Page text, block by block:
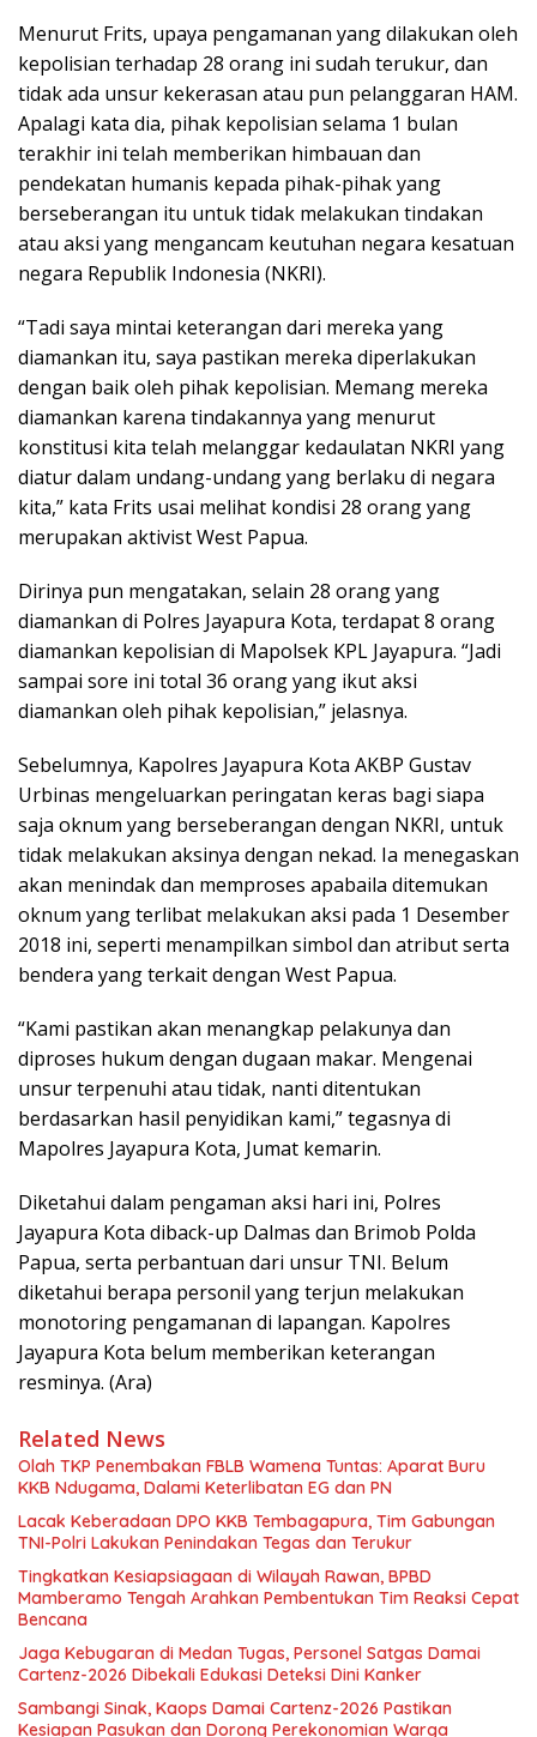
Menurut Frits, upaya pengamanan yang dilakukan oleh
kepolisian terhadap 28 orang ini sudah terukur, dan
tidak ada unsur kekerasan atau pun pelanggaran HAM.
Apalagi kata dia, pihak kepolisian selama 1 bulan
terakhir ini telah memberikan himbauan dan
pendekatan humanis kepada pihak-pihak yang
berseberangan itu untuk tidak melakukan tindakan
atau aksi yang mengancam keutuhan negara kesatuan
negara Republik Indonesia (NKRI).
“Tadi saya mintai keterangan dari mereka yang
diamankan itu, saya pastikan mereka diperlakukan
dengan baik oleh pihak kepolisian. Memang mereka
diamankan karena tindakannya yang menurut
konstitusi kita telah melanggar kedaulatan NKRI yang
diatur dalam undang-undang yang berlaku di negara
kita,” kata Frits usai melihat kondisi 28 orang yang
merupakan aktivist West Papua.
Dirinya pun mengatakan, selain 28 orang yang
diamankan di Polres Jayapura Kota, terdapat 8 orang
diamankan kepolisian di Mapolsek KPL Jayapura. “Jadi
sampai sore ini total 36 orang yang ikut aksi
diamankan oleh pihak kepolisian,” jelasnya.
Sebelumnya, Kapolres Jayapura Kota AKBP Gustav
Urbinas mengeluarkan peringatan keras bagi siapa
saja oknum yang berseberangan dengan NKRI, untuk
tidak melakukan aksinya dengan nekad. Ia menegaskan
akan menindak dan memproses apabaila ditemukan
oknum yang terlibat melakukan aksi pada 1 Desember
2018 ini, seperti menampilkan simbol dan atribut serta
bendera yang terkait dengan West Papua.
“Kami pastikan akan menangkap pelakunya dan
diproses hukum dengan dugaan makar. Mengenai
unsur terpenuhi atau tidak, nanti ditentukan
berdasarkan hasil penyidikan kami,” tegasnya di
Mapolres Jayapura Kota, Jumat kemarin.
Diketahui dalam pengaman aksi hari ini, Polres
Jayapura Kota diback-up Dalmas dan Brimob Polda
Papua, serta perbantuan dari unsur TNI. Belum
diketahui berapa personil yang terjun melakukan
monotoring pengamanan di lapangan. Kapolres
Jayapura Kota belum memberikan keterangan
resminya. (Ara)
Related News
Olah TKP Penembakan FBLB Wamena Tuntas: Aparat Buru
KKB Ndugama, Dalami Keterlibatan EG dan PN
Lacak Keberadaan DPO KKB Tembagapura, Tim Gabungan
TNI-Polri Lakukan Penindakan Tegas dan Terukur
Tingkatkan Kesiapsiagaan di Wilayah Rawan, BPBD
Mamberamo Tengah Arahkan Pembentukan Tim Reaksi Cepat
Bencana
Jaga Kebugaran di Medan Tugas, Personel Satgas Damai
Cartenz-2026 Dibekali Edukasi Deteksi Dini Kanker
Sambangi Sinak, Kaops Damai Cartenz-2026 Pastikan
Kesiapan Pasukan dan Dorong Perekonomian Warga